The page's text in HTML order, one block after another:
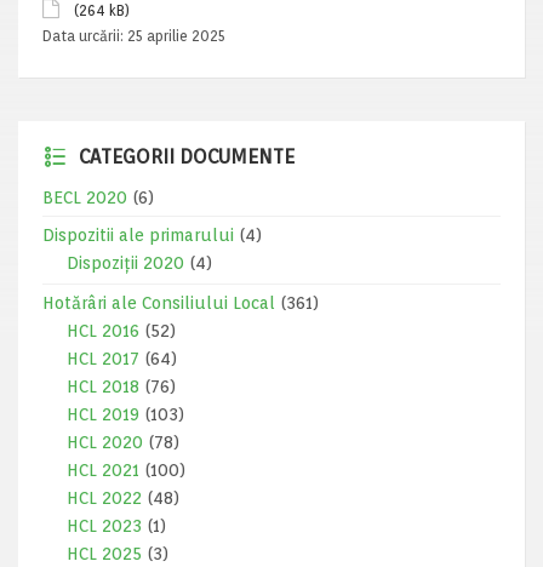
(264 kB)
Data urcării: 25 aprilie 2025
CATEGORII DOCUMENTE
BECL 2020 (6)
Dispozitii ale primarului (4)
Dispoziții 2020 (4)
Hotărâri ale Consiliului Local
(361)
HCL 2016 (52)
HCL 2017 (64)
HCL 2018 (76)
HCL 2019 (103)
HCL 2020 (78)
HCL 2021 (100)
HCL 2022 (48)
HCL 2023 (1)
HCL 2025 (3)